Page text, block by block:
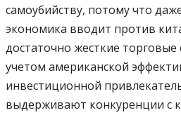
самоубийству, потому что
экономика вводит против
достаточно жесткие
учетом американской
инвестиционной
выдерживают конкуренции с